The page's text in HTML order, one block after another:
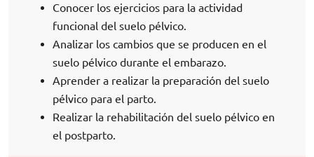
Conocer los ejercicios para la actividad
funcional del suelo pélvico.
Analizar los cambios que se producen en el
suelo pélvico durante el embarazo.
Aprender a realizar la preparación del suelo
pélvico para el parto.
Realizar la rehabilitación del suelo pélvico en
el postparto.